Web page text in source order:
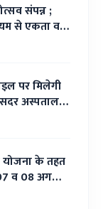
व
एवं बाल सेवा
त्रिदिवसीय
सस्कृति मंत्रालय
संपन्न ;
से एकता व
पर मिलेगी
सदर अस्पताल में
योजना के तहत
व 08 अगस्त